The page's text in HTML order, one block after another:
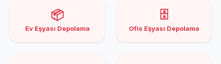
📦
Ev Eşyası Depolama
🗄️
Ofis Eşyası Depolama